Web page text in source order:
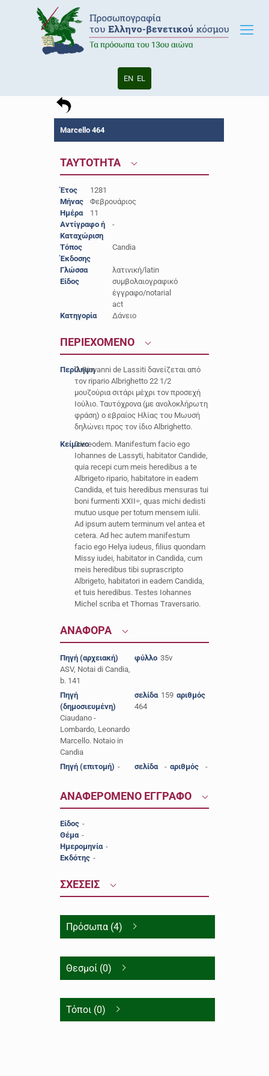
EN EL
Marcello 464
ΤΑΥΤΟΤΗΤΑ
Έτος
1281
Μήνας
Φεβρουάριος
Ημέρα
11
Αντίγραφο ή
Καταχώριση
-
Τόπος
Έκδοσης
Candia
Γλώσσα
λατινική/latin
Είδος
συμβολαιογραφικό
έγγραφο/notarial
act
Κατηγορία
Δάνειο
ΠΕΡΙΕΧΟΜΕΝΟ
Περίληψη
O Giovanni de Lassiti δανείζεται από
τον ripario Albrighetto 22 1/2
μουζούρια σιτάρι μέχρι τον προσεχή
Ιούλιο. Ταυτόχρονα (με ανολοκλήρωτη
φράση) ο εβραίος Ηλίας του Μωυσή
δηλώνει προς τον ίδιο Albrighetto.
ΚείμενοDie eodem. Manifestum facio ego
Iohannes de Lassyti, habitator Candide,
quia recepi cum meis heredibus a te
Albrigeto ripario, habitatore in eadem
Candida, et tuis heredibus mensuras tui
boni furmenti XXII÷, quas michi dedisti
mutuo usque per totum mensem iulii.
Ad ipsum autem terminum vel antea et
cetera. Ad hec autem manifestum
facio ego Helya iudeus, filius quondam
Missy iudei, habitator in Candida, cum
meis heredibus tibi suprascripto
Albrigeto, habitatori in eadem Candida,
et tuis heredibus. Testes Iohannes
Michel scriba et Thomas Traversario.
ΑΝΑΦΟΡΑ
Πηγή (αρχειακή)
ASV, Notai di Candia,
b. 141
φύλλο 35v
Πηγή
(δημοσιευμένη)
Ciaudano -
Lombardo, Leonardo
Marcello. Notaio in
Candia
σελίδα 159 αριθμός
464
Πηγή (επιτομή) - σελίδα - αριθμός -
ΑΝΑΦΕΡΟΜΕΝΟ ΕΓΓΡΑΦΟ
Είδος -
Θέμα -
Ημερομηνία -
Εκδότης -
ΣΧΕΣΕΙΣ
Πρόσωπα (4)
Θεσμοί (0)
Τόποι (0)